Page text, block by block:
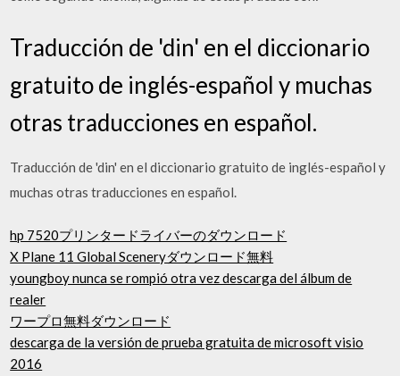
Traducción de 'din' en el diccionario
gratuito de inglés-español y muchas
otras traducciones en español.
Traducción de 'din' en el diccionario gratuito de inglés-español y
muchas otras traducciones en español.
hp 7520プリンタードライバーのダウンロード
X Plane 11 Global Sceneryダウンロード無料
youngboy nunca se rompió otra vez descarga del álbum de
realer
ワープロ無料ダウンロード
descarga de la versión de prueba gratuita de microsoft visio
2016